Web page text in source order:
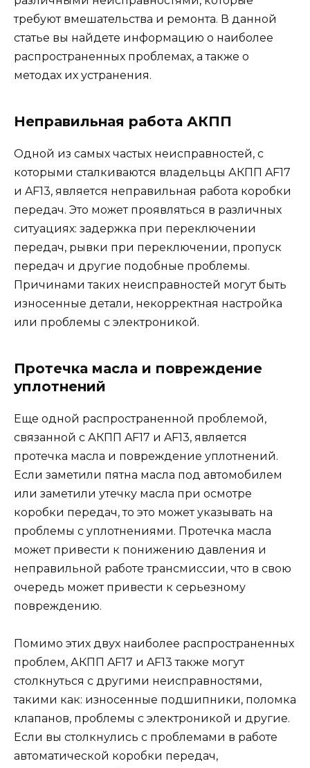
требуют вмешательства и ремонта. В данной
статье вы найдете информацию о наиболее
распространенных проблемах, а также о
методах их устранения.
Неправильная работа АКПП
Одной из самых частых неисправностей, с
которыми сталкиваются владельцы АКПП AF17
и AF13, является неправильная работа коробки
передач. Это может проявляться в различных
ситуациях: задержка при переключении
передач, рывки при переключении, пропуск
передач и другие подобные проблемы.
Причинами таких неисправностей могут быть
износенные детали, некорректная настройка
или проблемы с электроникой.
Протечка масла и повреждение
уплотнений
Еще одной распространенной проблемой,
связанной с АКПП AF17 и AF13, является
протечка масла и повреждение уплотнений.
Если заметили пятна масла под автомобилем
или заметили утечку масла при осмотре
коробки передач, то это может указывать на
проблемы с уплотнениями. Протечка масла
может привести к понижению давления и
неправильной работе трансмиссии, что в свою
очередь может привести к серьезному
повреждению.
Помимо этих двух наиболее распространенных
проблем, АКПП AF17 и AF13 также могут
столкнуться с другими неисправностями,
такими как: износенные подшипники, поломка
клапанов, проблемы с электроникой и другие.
Если вы столкнулись с проблемами в работе
автоматической коробки передач,